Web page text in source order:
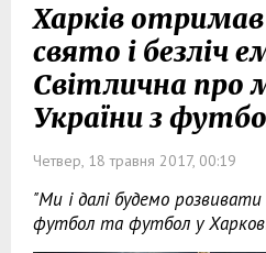
Харків
свято і безліч
Світлична про
України з
Четвер, 18 травня 2017, 00:19
"Ми і далі будемо розвивати
футбол та футбол у